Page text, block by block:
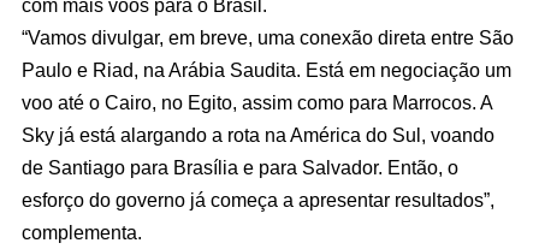
com mais voos para o Brasil.
“Vamos divulgar, em breve, uma conexão direta entre São
Paulo e Riad, na Arábia Saudita. Está em negociação um
voo até o Cairo, no Egito, assim como para Marrocos. A
Sky já está alargando a rota na América do Sul, voando
de Santiago para Brasília e para Salvador. Então, o
esforço do governo já começa a apresentar resultados”,
complementa.